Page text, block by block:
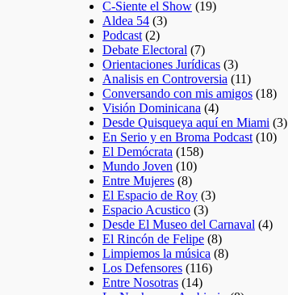
C-Siente el Show (19)
Aldea 54 (3)
Podcast (2)
Debate Electoral (7)
Orientaciones Jurídicas (3)
Analisis en Controversia (11)
Conversando con mis amigos (18)
Visión Dominicana (4)
Desde Quisqueya aquí en Miami (3)
En Serio y en Broma Podcast (10)
El Demócrata (158)
Mundo Joven (10)
Entre Mujeres (8)
El Espacio de Roy (3)
Espacio Acustico (3)
Desde El Museo del Carnaval (4)
El Rincón de Felipe (8)
Limpiemos la música (8)
Los Defensores (116)
Entre Nosotras (14)